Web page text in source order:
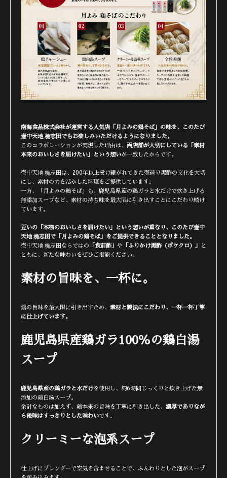
南海食品株式会社が運営する人気店「月よみの鶏そば」の味を、このたび
壷中天地 桷志田でもお楽しみいただけるようになりました。
このコラボレーションが実現した理由は、 両店舗が大切にしている「素材
本来のおいしさを届けたい」という想いが一致したからです。
壷中天地 桷志田は、200年以上受け継がれてきた壷造り黒酢の文化を大切
にし、素材の力を活かした料理をご提供しています。
一方、「月よみの鶏そば」も、鹿児島県産の鶏ガラと水だけで炊き上げる
無添加スープなど、素材の持ち味を最大限に引き出すことにこだわり続け
ています。
互いの「本物のおいしさを届けたい」という想いが重なり、このたび壷中
天地 桷志田で「月よみの鶏そば」をご提供できることとなりました。
壷中天地 桷志田ならではの 「食前酢」 や 「ふりかけ黒酢（ポケクロ）」
と
ともに、新たな味わいをぜひご堪能ください。
素材の旨味を、一杯に。
鶏の旨味を最大限に引き出すため、 素材と製法にこだわり、一杯一杯丁寧
に仕上げています。
鹿児島県産鶏ガラ100％の鶏白湯
スープ
鹿児島県産の鶏ガラと水だけを使用し、約6時間じっくりと炊き上げた無
添加の鶏白湯スープ。
余計なものは加えず、鶏本来の旨味を丁寧に引き出した、 濃厚でありなが
ら後味はすっきりとした味わいです。
クリーミーな泡系スープ
仕上げにブレンダーで空気を含ませることで、ふんわりとした泡がスープ